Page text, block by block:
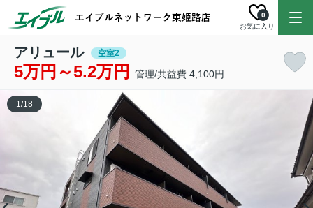
お気に入り
0
アリュール 空室2
5万円～5.2万円 管理/共益費 4,100円
1/18